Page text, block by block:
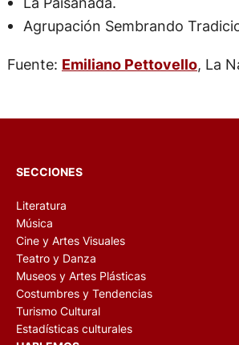
Agrupación Sembrando
Fuente: Emiliano Pettovello, La
SECCIONES
Literatura
Música
Cine y Artes Visuales
Teatro y Danza
Museos y Artes Plásticas
Costumbres y Tendencias
Turismo Cultural
Estadísticas culturales